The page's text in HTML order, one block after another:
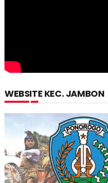
WEBSITE KEC. JAMBON